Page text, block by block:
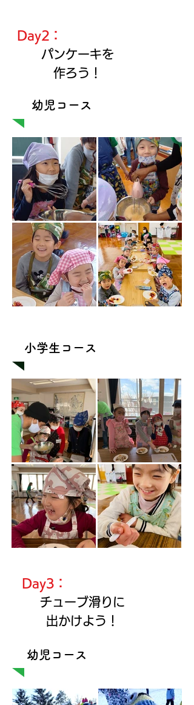
Day2：
パンケーキを
作ろう！
​幼児コース
​小学生コース
Day3：
チューブ滑りに
出かけよう！
​幼児コース